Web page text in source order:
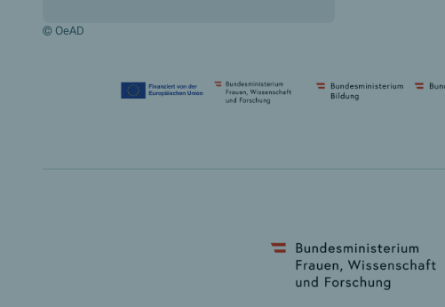
© OeAD